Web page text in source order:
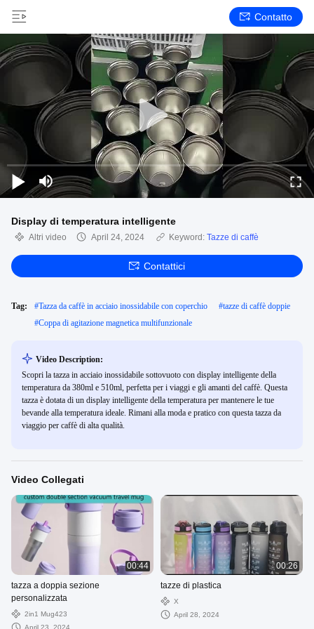
Contatto
Display di temperatura intelligente
Altri video April 24, 2024 Keyword: Tazze di caffè
Contattici
Tag: #Tazza da caffè in acciaio inossidabile con coperchio #tazze di caffè doppie
#Coppa di agitazione magnetica multifunzionale
Video Description:
Scopri la tazza in acciaio inossidabile sottovuoto con display intelligente della
temperatura da 380ml e 510ml, perfetta per i viaggi e gli amanti del caffè. Questa
tazza è dotata di un display intelligente della temperatura per mantenere le tue
bevande alla temperatura ideale. Rimani alla moda e pratico con questa tazza da
viaggio per caffè di alta qualità.
Video Collegati
00:44
tazza a doppia sezione
personalizzata
2in1 Mug423
April 23, 2024
00:26
tazze di plastica
X
April 28, 2024